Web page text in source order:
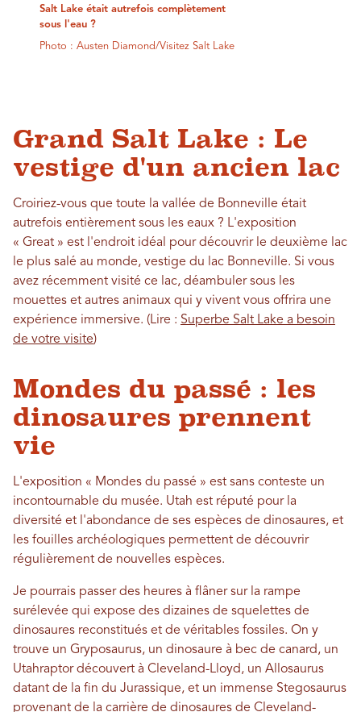
Salt Lake était autrefois complètement
sous l'eau ?
Photo : Austen Diamond/Visitez Salt Lake
Grand Salt Lake : Le
vestige d'un ancien lac
Croiriez-vous que toute la vallée de Bonneville était
autrefois entièrement sous les eaux ? L'exposition
« Great » est l'endroit idéal pour découvrir le deuxième lac
le plus salé au monde, vestige du lac Bonneville. Si vous
avez récemment visité ce lac, déambuler sous les
mouettes et autres animaux qui y vivent vous offrira une
expérience immersive. (Lire : Superbe Salt Lake a besoin
de votre visite)
Mondes du passé : les
dinosaures prennent
vie
L'exposition « Mondes du passé » est sans conteste un
incontournable du musée. Utah est réputé pour la
diversité et l'abondance de ses espèces de dinosaures, et
les fouilles archéologiques permettent de découvrir
régulièrement de nouvelles espèces.
Je pourrais passer des heures à flâner sur la rampe
surélevée qui expose des dizaines de squelettes de
dinosaures reconstitués et de véritables fossiles. On y
trouve un Gryposaurus, un dinosaure à bec de canard, un
Utahraptor découvert à Cleveland-Lloyd, un Allosaurus
datant de la fin du Jurassique, et un immense Stegosaurus
provenant de la carrière de dinosaures de Cleveland-